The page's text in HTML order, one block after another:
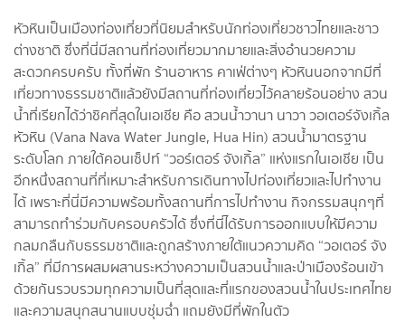
หัวหินเป็นเมืองท่องเที่ยวที่นิยมสำหรับนักท่องเที่ยวชาวไทยและชาว
ต่างชาติ ซึ่งที่นี่มีสถานที่ท่องเที่ยวมากมายและสิ่งอำนวยความ
สะดวกครบครับ ทั้งที่พัก ร้านอาหาร คาเฟ่ต่างๆ หัวหินนอกจากมีที่
เที่ยวทางธรรมชาติแล้วยังมีสถานที่ท่องเที่ยวไว้คลายร้อนอย่าง สวน
น้ำที่เรียกได้ว่าชิคที่สุดในเอเชีย คือ สวนน้ำวานา นาวา วอเตอร์จังเกิ้ล
หัวหิน (Vana Nava Water Jungle, Hua Hin) สวนน้ำมาตรฐาน
ระดับโลก ภายใต้คอนเซ็ปท์ “วอร์เตอร์ จังเกิ้ล” แห่งแรกในเอเชีย เป็น
อีกหนึ่งสถานที่ที่เหมาะสำหรับการเดินทางไปท่องเที่ยวและไปทำงาน
ได้ เพราะที่นี่มีความพร้อมทั้งสถานที่การไปทำงาน กิจกรรมสนุกๆที่
สามารถทำร่วมกับครอบครัวได้ ซึ่งที่นี่ได้รับการออกแบบให้มีความ
กลมกลืนกับธรรมชาติและถูกสร้างภายใต้แนวความคิด “วอเตอร์ จัง
เกิ้ล” ที่มีการผสมผสานระหว่างความเป็นสวนน้ำและป่าเมืองร้อนเข้า
ด้วยกันรวบรวมทุกความเป็นที่สุดและที่แรกของสวนน้ำในประเทศไทย
และความสนุกสนานแบบชุ่มฉ่ำ แถมยังมีที่พักในตัว